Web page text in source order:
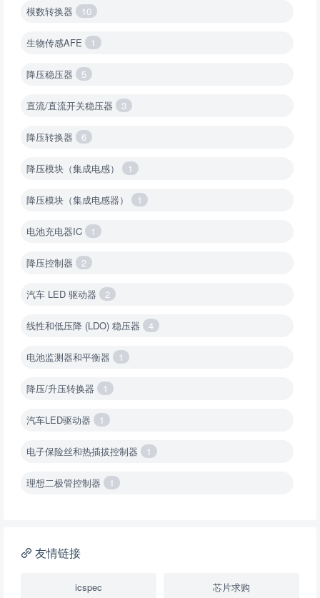
模数转换器 10
生物传感AFE 1
降压稳压器 5
直流/直流开关稳压器 3
降压转换器 6
降压模块（集成电感） 1
降压模块（集成电感器） 1
电池充电器IC 1
降压控制器 2
汽车 LED 驱动器 2
线性和低压降 (LDO) 稳压器 4
电池监测器和平衡器 1
降压/升压转换器 1
汽车LED驱动器 1
电子保险丝和热插拔控制器 1
理想二极管控制器 1
降压转换器（继承开关）
友情链接
icspec 芯片求购